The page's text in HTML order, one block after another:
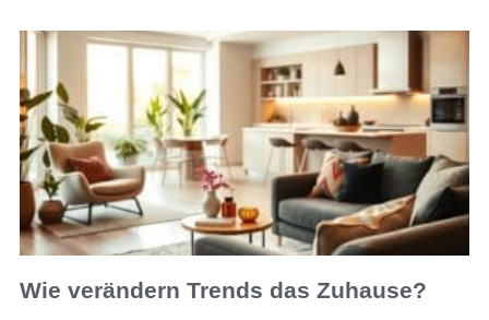
Wie verändern Trends das Zuhause?